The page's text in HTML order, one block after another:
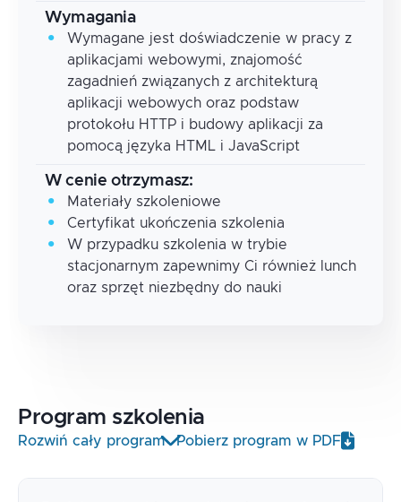
Wymagania
Wymagane jest doświadczenie w pracy z
aplikacjami webowymi, znajomość
zagadnień związanych z architekturą
aplikacji webowych oraz podstaw
protokołu HTTP i budowy aplikacji za
pomocą języka HTML i JavaScript
W cenie otrzymasz:
Materiały szkoleniowe
Certyfikat ukończenia szkolenia
W przypadku szkolenia w trybie
stacjonarnym zapewnimy Ci również lunch
oraz sprzęt niezbędny do nauki
Program szkolenia
Rozwiń cały program Pobierz program w PDF